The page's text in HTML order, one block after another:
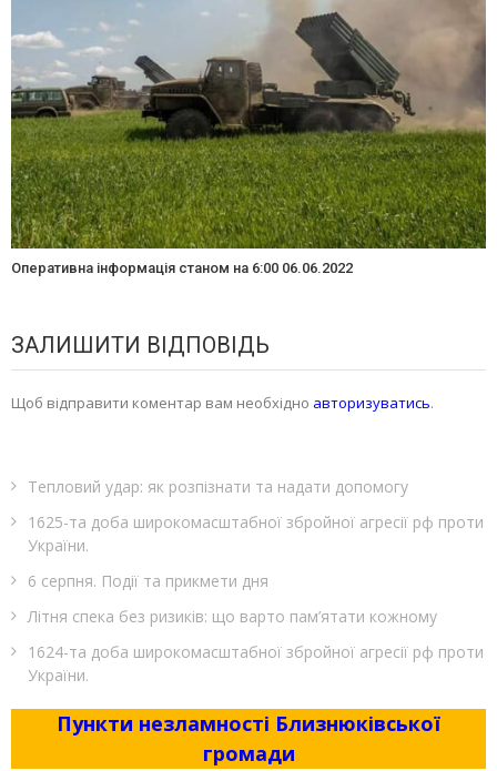
Оперативна інформація станом на 6:00 06.06.2022
ЗАЛИШИТИ ВІДПОВІДЬ
Щоб відправити коментар вам необхідно авторизуватись.
Тепловий удар: як розпізнати та надати допомогу
1625-та доба широкомасштабної збройної агресії рф проти
України.
6 серпня. Події та прикмети дня
Літня спека без ризиків: що варто пам’ятати кожному
1624-та доба широкомасштабної збройної агресії рф проти
України.
Пункти незламності Близнюківської
громади